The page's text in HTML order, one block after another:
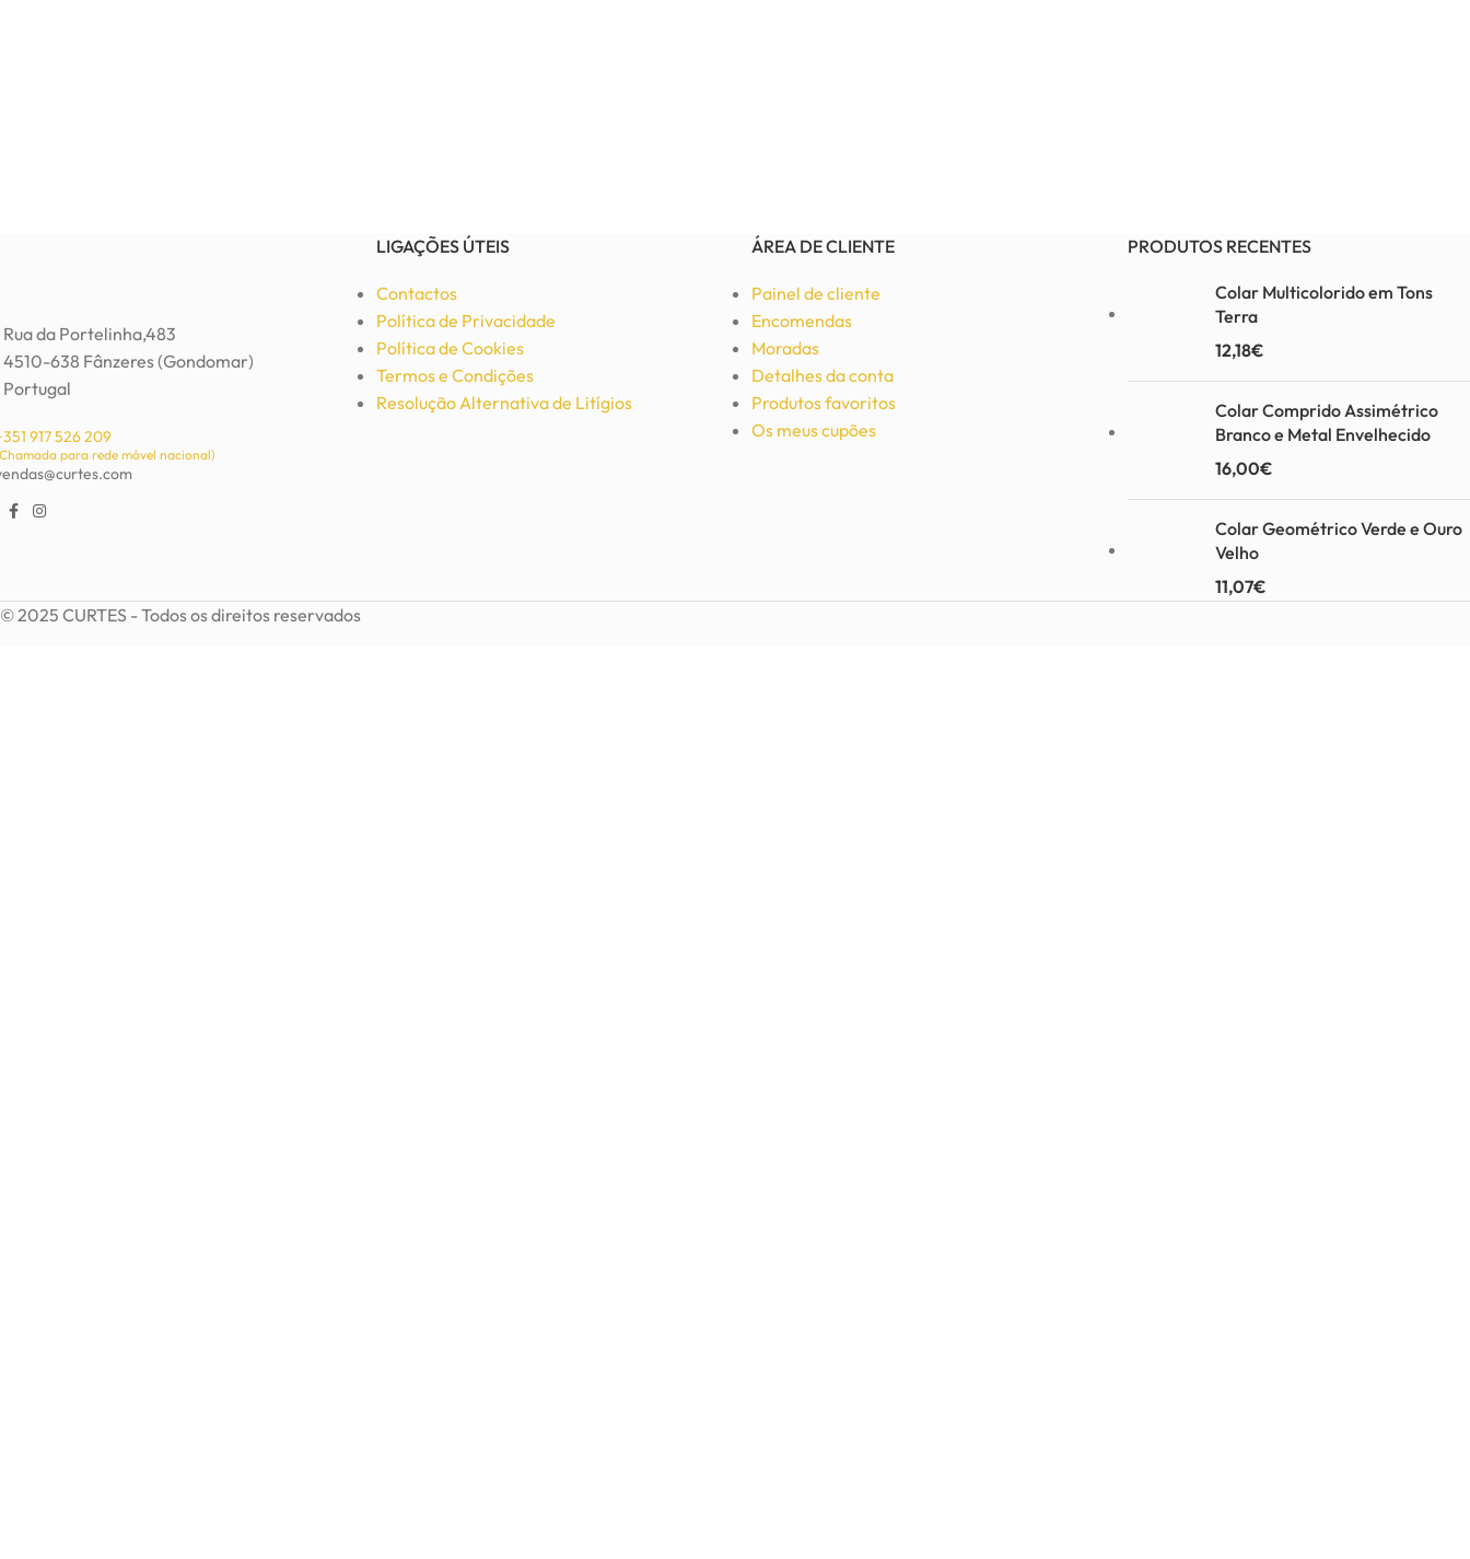
Rua da Portelinha,483
4510-638 Fânzeres (Gondomar)
Portugal
917 526 209
para rede móvel nacional)
LIGAÇÕES ÚTEIS
Contactos
Política de Privacidade
Política de Cookies
Termos e Condições
Resolução Alternativa de Litígios
ÁREA DE CLIENTE
Painel de cliente
Encomendas
Moradas
Detalhes da conta
Produtos favoritos
Os meus cupões
PRODUTOS RECENTES
Colar Multicolorido em Tons
Terra
12,18€
Colar Comprido Assimétrico
Branco e Metal Envelhecido
16,00€
Colar Geométrico Verde e Ouro
Velho
11,07€
© 2025 CURTES - Todos os direitos reservados